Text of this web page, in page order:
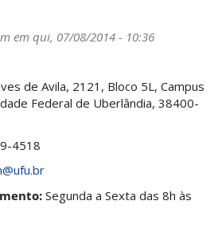
em qui, 07/08/2014 - 10:36
de Avila, 2121, Bloco 5L, Campus
Federal de Uberlândia, 38400-
4518
Segunda a Sexta das 8h às